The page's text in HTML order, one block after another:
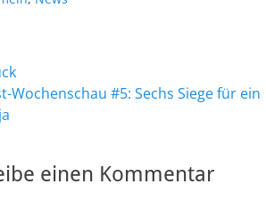
Wochenschau #5: Sechs Siege für ein
einen Kommentar